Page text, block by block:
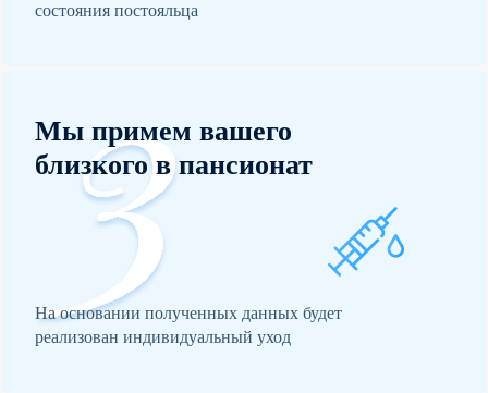
состояния постояльца
Мы примем вашего
близкого в пансионат
На основании полученных данных будет
реализован индивидуальный уход